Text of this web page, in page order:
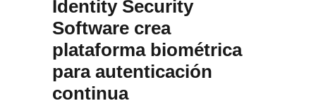
Identity Security
Software crea
plataforma biométrica
para autenticación
continua